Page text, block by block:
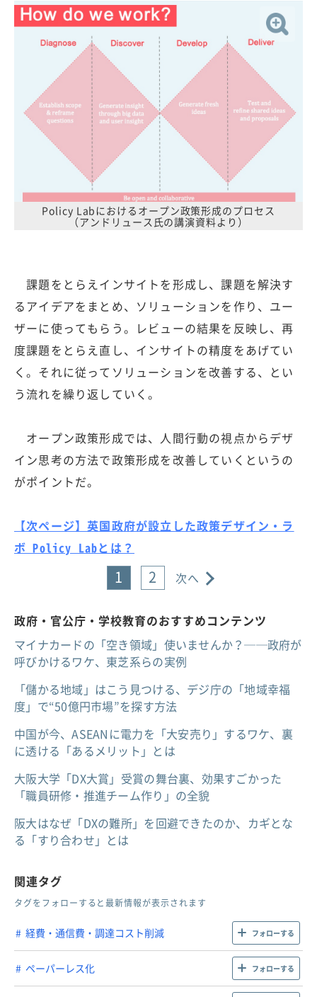
Policy Labにおけるオープン政策形成のプロセス
（アンドリュース氏の講演資料より）
課題をとらえインサイトを形成し、課題を解決す
るアイデアをまとめ、ソリューションを作り、ユー
ザーに使ってもらう。レビューの結果を反映し、再
度課題をとらえ直し、インサイトの精度をあげてい
く。それに従ってソリューションを改善する、とい
う流れを繰り返していく。
オープン政策形成では、人間行動の視点からデザ
イン思考の方法で政策形成を改善していくというの
がポイントだ。
【次ページ】英国政府が設立した政策デザイン・ラ
ボ Policy Labとは？
1 2 次へ
政府・官公庁・学校教育のおすすめコンテンツ
マイナカードの「空き領域」使いませんか？──政府が
呼びかけるワケ、東芝系らの実例
「儲かる地域」はこう見つける、デジ庁の「地域幸福
度」で“50億円市場”を探す方法
中国が今、ASEANに電力を「大安売り」するワケ、裏
に透ける「あるメリット」とは
大阪大学「DX大賞」受賞の舞台裏、効果すごかった
「職員研修・推進チーム作り」の全貌
阪大はなぜ「DXの難所」を回避できたのか、カギとな
る「すり合わせ」とは
関連タグ
タグをフォローすると最新情報が表示されます
経費・通信費・調達コスト削減 フォローする
ペーパーレス化 フォローする